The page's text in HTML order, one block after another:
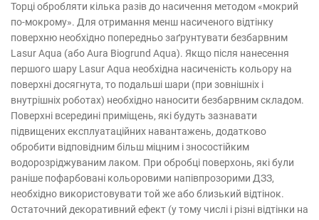
Торці обробляти кілька разів до насичення методом «мокрий
по-мокрому». Для отримання менш насиченого відтінку
поверхню необхідно попередньо заґрунтувати безбарвним
Lasur Aqua (або Aura Biogrund Aqua). Якщо після нанесення
першого шару Lasur Aqua необхідна насиченість кольору на
поверхні досягнута, то подальші шари (при зовнішніх і
внутрішніх роботах) необхідно наносити безбарвним складом.
Поверхні всередині приміщень, які будуть зазнавати
підвищених експлуатаційних навантажень, додатково
обробити відповідним більш міцним і зносостійким
водорозріджуваним лаком. При обробці поверхонь, які були
раніше пофарбовані кольоровими напівпрозорими ДЗЗ,
необхідно використовувати той же або близький відтінок.
Остаточний декоративний ефект (у тому числі і різні відтінки на